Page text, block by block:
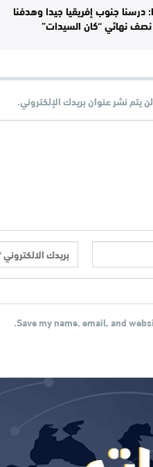
درسنا جنوب إفريقيا جيدا وهدفنا
نصف نهائي “كان السيدات”
لن يتم نشر عنوان بريدك الإلكتروني.
Save my name, email, and